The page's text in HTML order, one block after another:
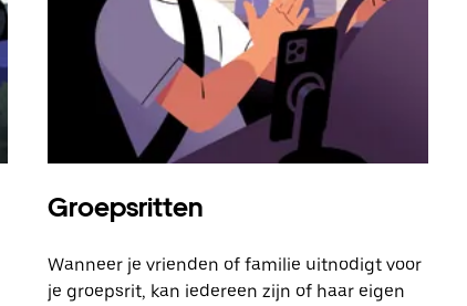
Groepsritten
Wanneer je vrienden of familie uitnodigt voor
je groepsrit, kan iedereen zijn of haar eigen